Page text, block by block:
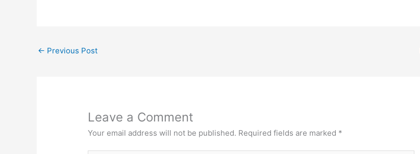
← Previous Post
Leave a Comment
Your email address will not be published. Required fields are marked *